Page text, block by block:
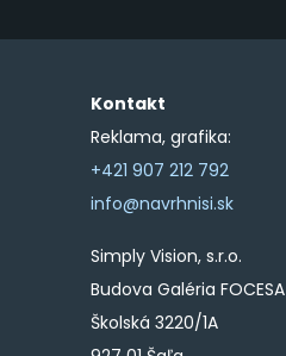
Kontakt
Reklama, grafika:
+421 907 212 792
info@navrhnisi.sk
Simply Vision, s.r.o.
Budova Galéria FOCESA
Školská 3220/1A